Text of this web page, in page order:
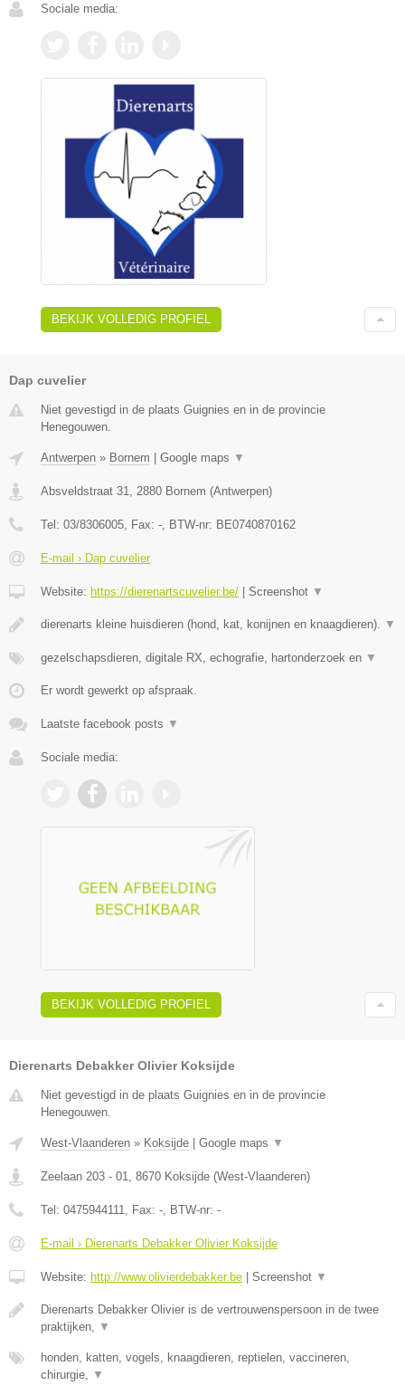
Sociale media:
BEKIJK VOLLEDIG PROFIEL
Dap cuvelier
Niet gevestigd in de plaats Guignies en in de provincie
Henegouwen.
Antwerpen » Bornem Google maps ▼
Absveldstraat 31 2880 Bornem (Antwerpen)
Tel: 03/8306005 , Fax: - , BTW-nr: BE0740870162
E-mail › Dap cuvelier
Website: https://dierenartscuvelier.be/ Screenshot ▼
dierenarts kleine huisdieren (hond, kat, konijnen en knaagdieren). ▼
gezelschapsdieren, digitale RX, echografie, hartonderzoek en ▼
Er wordt gewerkt op afspraak.
Laatste facebook posts ▼
Sociale media:
BEKIJK VOLLEDIG PROFIEL
Dierenarts Debakker Olivier Koksijde
Niet gevestigd in de plaats Guignies en in de provincie
Henegouwen.
West-Vlaanderen » Koksijde | Google maps ▼
Zeelaan 203 - 01 8670 Koksijde (West-Vlaanderen)
Tel: 0475944111 , Fax: - , BTW-nr: -
E-mail › Dierenarts Debakker Olivier Koksijde
Website: http://www.olivierdebakker.be | Screenshot ▼
Dierenarts Debakker Olivier is de vertrouwenspersoon in de twee
praktijken,
▼
honden, katten, vogels, knaagdieren, reptielen, vaccineren,
chirurgie,
▼